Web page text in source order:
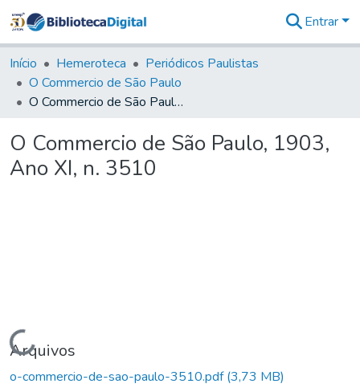
&
Coleções
Tudo na
Biblioteca
Estatísticas
Entrar
Início Hemeroteca
Periódicos Paulistas
O Commercio de São Paulo
O Commercio de São Paulo, 1903, Ano XI, n. 3510
O Commercio de São Paulo, 1903,
Ano XI, n. 3510
Carregando...
Arquivos
o-commercio-de-sao-paulo-3510.pdf(3,73 MB)